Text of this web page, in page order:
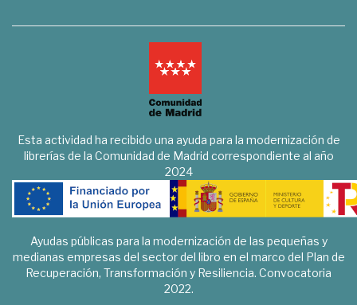
Esta actividad ha recibido una ayuda para la modernización de
librerías de la Comunidad de Madrid correspondiente al año
2024
Ayudas públicas para la modernización de las pequeñas y
medianas empresas del sector del libro en el marco del Plan de
Recuperación, Transformación y Resiliencia. Convocatoria
2022.